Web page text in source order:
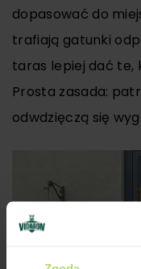
dopasować do
trafiają gatunki
taras lepiej dać te,
Prosta zasada:
odwdzięczą się